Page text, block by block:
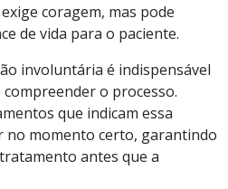
coragem, mas pode
de vida para o paciente.
involuntária é indispensável
o processo.
que indicam essa
no momento certo, garantindo
antes que a